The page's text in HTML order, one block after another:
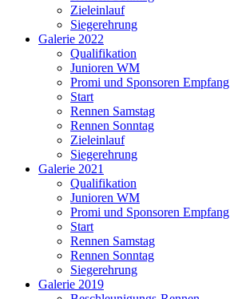
Zieleinlauf
Siegerehrung
Galerie 2022
Qualifikation
Junioren WM
Promi und Sponsoren Empfang
Start
Rennen Samstag
Rennen Sonntag
Zieleinlauf
Siegerehrung
Galerie 2021
Qualifikation
Junioren WM
Promi und Sponsoren Empfang
Start
Rennen Samstag
Rennen Sonntag
Siegerehrung
Galerie 2019